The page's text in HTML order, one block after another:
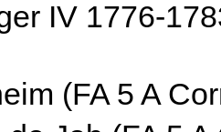
IV 1776-
(FA 5 A